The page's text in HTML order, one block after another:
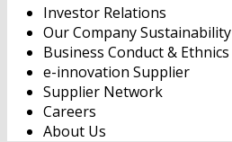
Investor Relations
Our Company Sustainability
Business Conduct & Ethnics
e-innovation Supplier
Supplier Network
Careers
About Us